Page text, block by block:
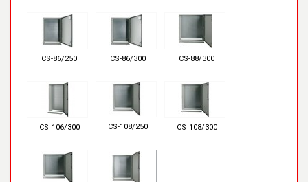
CS-86/250 CS-86/300 CS-88/300
CS‑106/300 CS-108/250 CS‑108/300